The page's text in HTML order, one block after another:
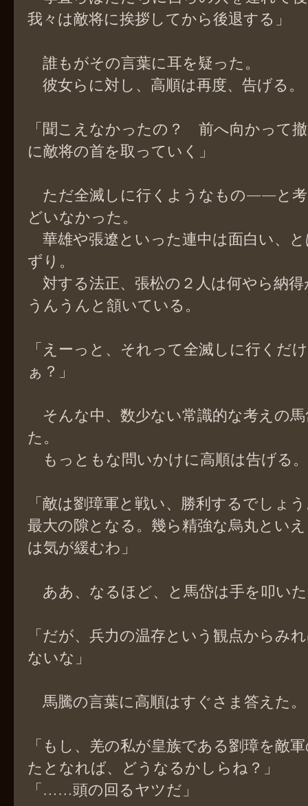
我々は敵将に挨拶してから後退する」
誰もがその言葉に耳を疑った。
彼女らに対し、高順は再度、告げる。
「聞こえなかったの？ 前へ向かって
に敵将の首を取っていく」
ただ全滅しに行くようなもの――と
どいなかった。
華雄や張遼といった連中は面白い、
ずり。
対する法正、張松の２人は何やら納
うんうんと頷いている。
「えーっと、それって全滅しに行くだ
ぁ？」
そんな中、数少ない常識的な考えの
た。
もっともな問いかけに高順は告げる。
「敵は劉璋軍と戦い、勝利するでしょ
最大の隙となる。幾ら精強な烏丸とい
は気が緩むわ」
ああ、なるほど、と馬岱は手を叩い
「だが、兵力の温存という観点からみ
ないな」
馬騰の言葉に高順はすぐさま答えた。
「もし、羌の私が皇族である劉璋を敵
たとなれば、どうなるかしらね？」
「……頭の回るヤツだ」